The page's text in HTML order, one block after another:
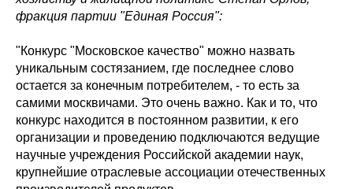
фракция партии "Единая Россия":
"Конкурс "Московское качество" можно назвать
уникальным состязанием, где последнее слово
остается за конечным потребителем, - то есть за
самими москвичами. Это очень важно. Как и то, что
конкурс находится в постоянном развитии, к его
организации и проведению подключаются ведущие
научные учреждения Российской академии наук,
крупнейшие отраслевые ассоциации отечественных